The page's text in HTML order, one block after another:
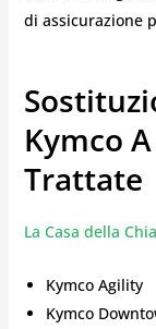
di assicurazione
Kymco
Trattate
La Casa della
Kymco Agility
Kymco